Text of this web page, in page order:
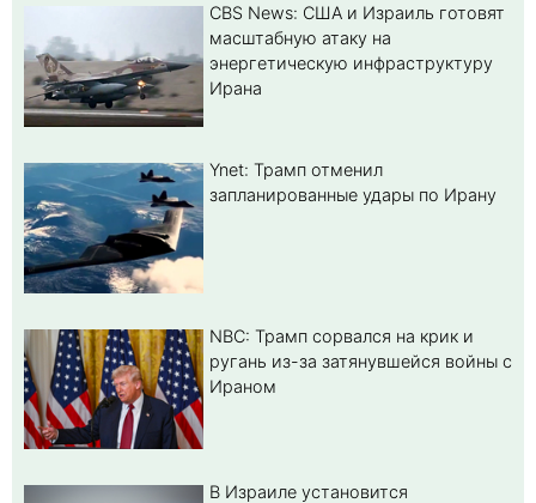
CBS News: США и Израиль готовят
масштабную атаку на
энергетическую инфраструктуру
Ирана
Ynet: Трамп отменил
запланированные удары по Ирану
NBC: Трамп сорвался на крик и
ругань из-за затянувшейся войны с
Ираном
В Израиле установится